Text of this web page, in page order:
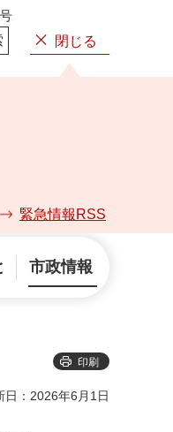
閉じる
緊急情報RSS
市政情報
印刷
日：2026年6月1日